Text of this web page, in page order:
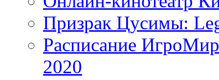
Призрак Цусимы:
Расписание
2020